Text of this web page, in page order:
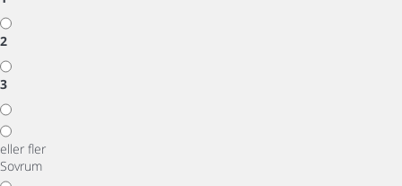
2
3
eller fler
Sovrum